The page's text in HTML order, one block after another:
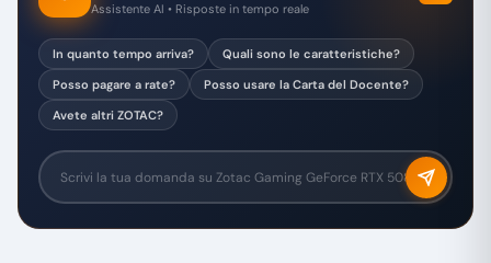
Assistente AI • Risposte in tempo reale
In quanto tempo arriva?
Quali sono le caratteristiche?
Posso pagare a rate?
Posso usare la Carta del Docente?
Avete altri ZOTAC?